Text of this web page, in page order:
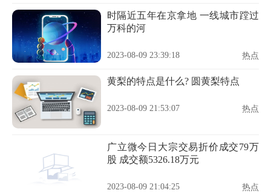
时隔近五年在京拿地 一线城市蹚过
万科的河
2023-08-09 23:39:18 热点
黄梨的特点是什么? 圆黄梨特点
2023-08-09 21:53:07 热点
广立微今日大宗交易折价成交79万
股 成交额5326.18万元
2023-08-09 21:04:25 热点